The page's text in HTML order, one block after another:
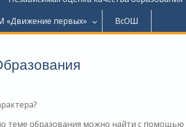
«Движение первых» ВсОШ
теме образования можно найти с помощью